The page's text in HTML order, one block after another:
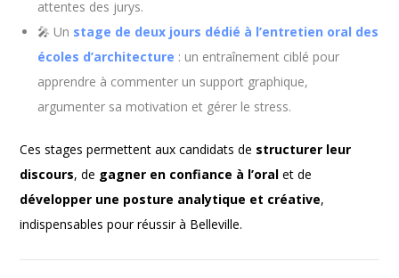
attentes des jurys.
🎤 Un stage de deux jours dédié à l’entretien oral des
écoles d’architecture : un entraînement ciblé pour
apprendre à commenter un support graphique,
argumenter sa motivation et gérer le stress.
Ces stages permettent aux candidats de structurer leur
discours, de gagner en confiance à l’oral et de
développer une posture analytique et créative,
indispensables pour réussir à Belleville.